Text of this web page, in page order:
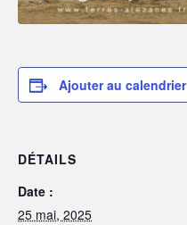
Ajouter au calendrier
DÉTAILS
Date :
25 mai, 2025